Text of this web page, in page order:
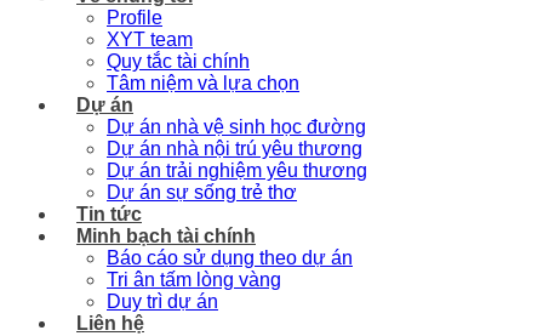
Profile
XYT team
Quy tắc tài chính
Tâm niệm và lựa chọn
Dự án
Dự án nhà vệ sinh học đường
Dự án nhà nội trú yêu thương
Dự án trải nghiệm yêu thương
Dự án sự sống trẻ thơ
Tin tức
Minh bạch tài chính
Báo cáo sử dụng theo dự án
Tri ân tấm lòng vàng
Duy trì dự án
Liên hệ